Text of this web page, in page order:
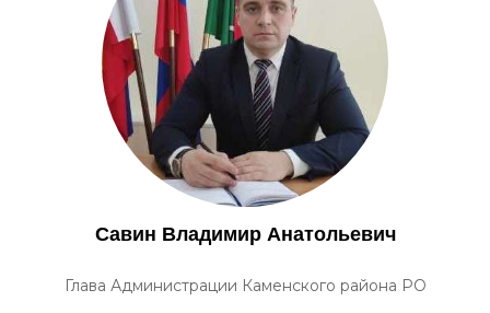
Савин Владимир Анатольевич
Глава Администрации Каменского района РО